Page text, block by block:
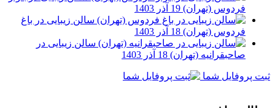
فردوس (تهران) 19 آذر 1403
سالن زیبایی در باغ
فردوس (تهران) 18 آذر 1403
سالن زیبایی در
صاحبقرانیه (تهران) 18 آذر 1403
ثبت پروفایل شما